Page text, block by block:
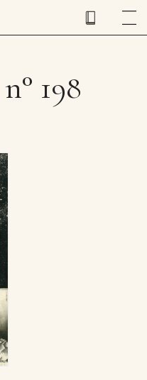
198